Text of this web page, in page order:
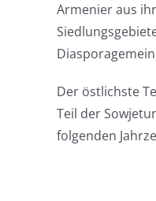
Armenier aus
Der östlichste
Teil der
folgenden